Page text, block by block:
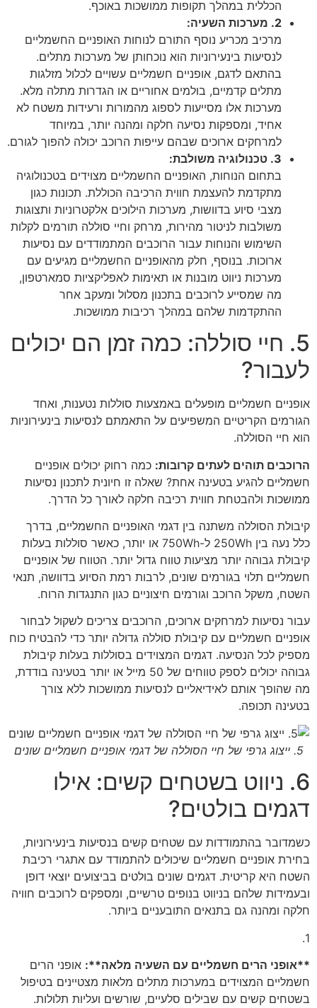
הכללית במהלך תקופות ממושכות באוכף.
2. מערכות השעיה:
מרכיב מכריע נוסף התורם לנוחות האופניים החשמליים
לנסיעות בינעירוניות הוא נוכחותן של מערכות מתלים.
בהתאם לדגם, אופניים חשמליים עשויים לכלול מזלגות
מתלים קדמיים, בולמים אחוריים או הגדרות מתלה מלא.
מערכות אלו מסייעות לספוג מהמורות ורעידות משטח לא
אחיד, ומספקות נסיעה חלקה ומהנה יותר, במיוחד
למרחקים ארוכים שבהם עייפות הרוכב יכולה להפוך לגורם.
3. טכנולוגיה משולבת:
בתחום הנוחות, האופניים החשמליים מצוידים בטכנולוגיה
מתקדמת להעצמת חווית הרכיבה הכוללת. תכונות כגון
מצבי סיוע בדוושות, מערכות הילוכים אלקטרוניות ותצוגות
משולבות לניטור מהירות, מרחק וחיי סוללה תורמים לקלות
השימוש והנוחות עבור הרוכבים המתמודדים עם נסיעות
ארוכות. בנוסף, חלק מהאופניים החשמליים מגיעים עם
מערכות ניווט מובנות או תאימות לאפליקציות סמארטפון,
מה שמסייע לרוכבים בתכנון מסלול ומעקב אחר
ההתקדמות שלהם במהלך רכיבות ממושכות.
5. חיי סוללה: כמה זמן הם יכולים
לעבור?
אופניים חשמליים מופעלים באמצעות סוללות נטענות, ואחד
הגורמים הקריטיים המשפיעים על התאמתם לנסיעות בינעירוניות
הוא חיי הסוללה.
הרוכבים תוהים לעתים קרובות: כמה רחוק יכולים אופניים
חשמליים להגיע בטעינה אחת? שאלה זו חיונית לתכנון נסיעות
ממושכות ולהבטחת חווית רכיבה חלקה לאורך כל הדרך.
קיבולת הסוללה משתנה בין דגמי האופניים החשמליים, בדרך
כלל נעה בין 250Wh ל-750Wh או יותר, כאשר סוללות בעלות
קיבולת גבוהה יותר מציעות טווח גדול יותר. הטווח של אופניים
חשמליים תלוי בגורמים שונים, לרבות רמת הסיוע בדוושה, תנאי
השטח, משקל הרוכב וגורמים חיצוניים כגון התנגדות הרוח.
עבור נסיעות למרחקים ארוכים, הרוכבים צריכים לשקול לבחור
אופניים חשמליים עם קיבולת סוללה גדולה יותר כדי להבטיח כוח
מספיק לכל הנסיעה. דגמים המצוידים בסוללות בעלות קיבולת
גבוהה יכולים לספק טווחים של 50 מייל או יותר בטעינה בודדת,
מה שהופך אותם לאידיאליים לנסיעות ממושכות ללא צורך
בטעינה תכופה.
5. ייצוג גרפי של חיי הסוללה של דגמי אופניים חשמליים שונים
6. ניווט בשטחים קשים: אילו
דגמים בולטים?
כשמדובר בהתמודדות עם שטחים קשים בנסיעות בינעירוניות,
בחירת אופניים חשמליים שיכולים להתמודד עם אתגרי רכיבת
השטח היא קריטית. דגמים שונים בולטים בביצועים יוצאי דופן
ובעמידות שלהם בניווט בנופים טרשיים, ומספקים לרוכבים חוויה
חלקה ומהנה גם בתנאים התובעניים ביותר.
1.
**אופני הרים חשמליים עם השעיה מלאה**: אופני הרים
חשמליים המצוידים במערכות מתלים מלאות מצטיינים בטיפול
בשטחים קשים עם שבילים סלעיים, שורשים ועליות תלולות.